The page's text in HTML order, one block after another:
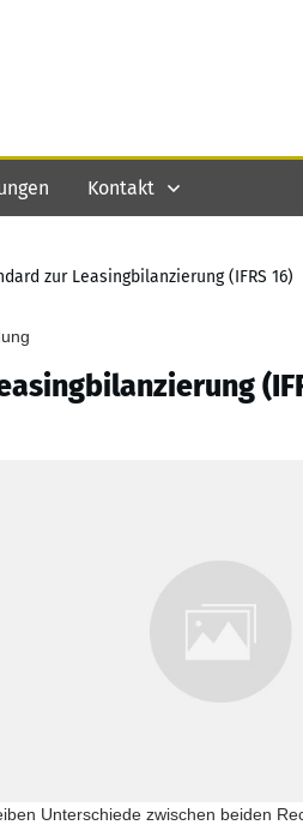
Kontakt
zur Leasingbilanzierung (IFRS 16)
Unterschiede zwischen beiden